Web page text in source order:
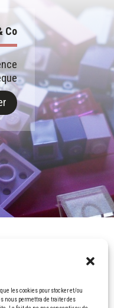
les cookies pour stocker et/ou
nous permettra de traiter des
Co